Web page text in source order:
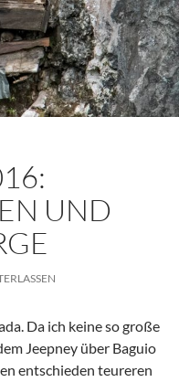
UND
Da ich keine so große
Jeepney über Baguio
entschieden teureren